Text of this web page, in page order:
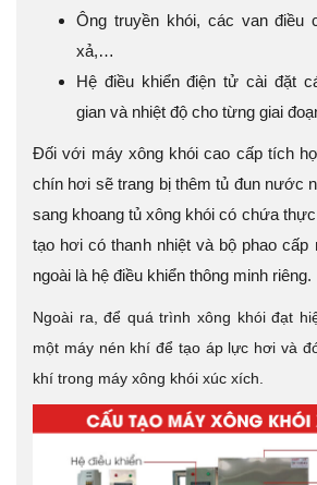
Ông truyền khói, các van điều
xả,…
Hệ điều khiển điện tử cài đặt
gian và nhiệt độ cho từng giai
Đối với máy xông khói cao cấp tích
chín hơi sẽ trang bị thêm tủ đun nước
sang khoang tủ xông khói có chứa
tạo hơi có thanh nhiệt và bộ phao
ngoài là hệ điều khiển thông minh riêng.
Ngoài ra, để quá trình xông khói đạt
một máy nén khí để tạo áp lực hơi và
khí trong máy xông khói xúc xích.